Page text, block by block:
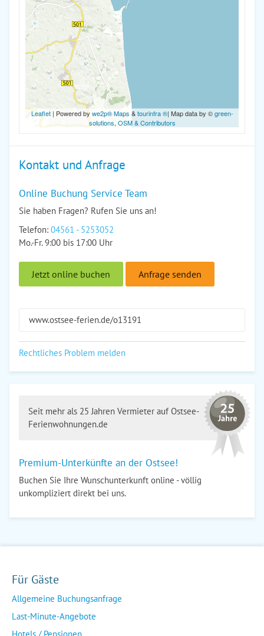
Leaflet| Powered by we2p® Maps &tourinfra ®| Map data by ©green-
solutions, OSM & Contributors
Kontakt und Anfrage
Online Buchung Service Team
Sie haben Fragen? Rufen Sie uns an!
Telefon: 04561 - 5253052
Mo.-Fr. 9:00 bis 17:00 Uhr
Jetzt online buchen Anfrage senden
www.ostsee-ferien.de/o13191
Rechtliches Problem melden
Seit mehr als 25 Jahren Vermieter auf Ostsee-
Ferienwohnungen.de
Premium-Unterkünfte an der Ostsee!
Buchen Sie Ihre Wunschunterkunft online - völlig
unkompliziert direkt bei uns.
Für Gäste
Allgemeine Buchungsanfrage
Last-Minute-Angebote